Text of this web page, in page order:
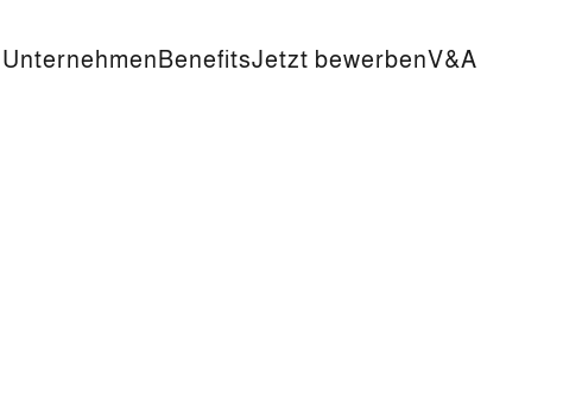
Unternehmen BenefitsJetzt bewerbenV&A